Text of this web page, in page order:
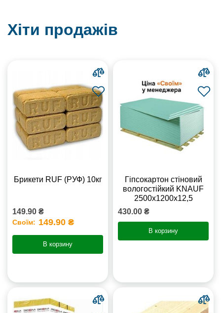
Хіти продажів
Брикети RUF (РУФ) 10кг
149.90 ₴
Своїм: 149.90 ₴
В корзину
Гіпсокартон стіновий
вологостійкий KNAUF
2500х1200х12,5
430.00 ₴
В корзину